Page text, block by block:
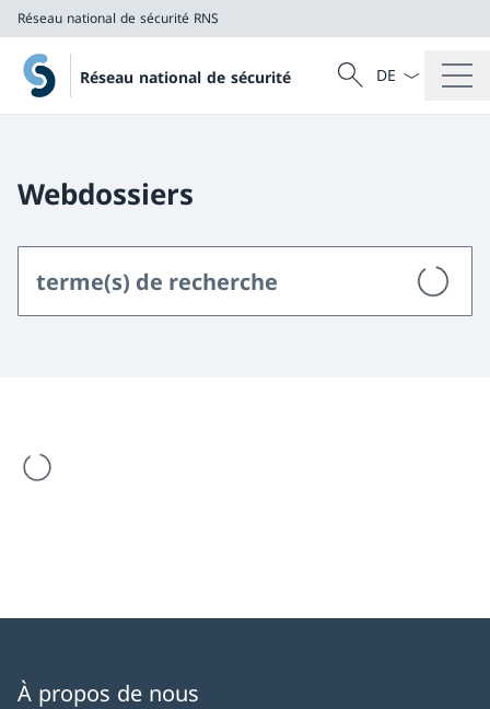
Réseau national de sécurité RNS
Réseau national de sécurité
Recherche
Recherche
La langue
Webdossiers
est en cours de chargement
À propos de nous